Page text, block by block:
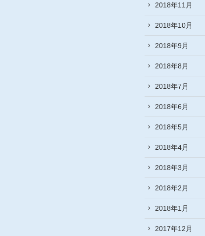
2018年11月
2018年10月
2018年9月
2018年8月
2018年7月
2018年6月
2018年5月
2018年4月
2018年3月
2018年2月
2018年1月
2017年12月